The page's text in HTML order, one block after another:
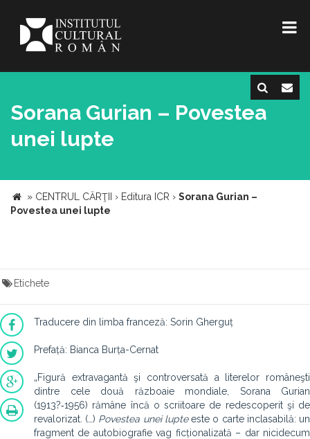
Sorana Gurian – Povestea
unei lupte
» CENTRUL CĂRŢII › Editura ICR › Sorana Gurian –
Povestea unei lupte
Etichete
Traducere din limba franceză: Sorin Gherguț
Prefață: Bianca Burța-Cernat
„Figură extravagantă şi controversată a literelor româneşti
dintre cele două războaie mondiale, Sorana Gurian
(1913?‑1956) rămâne încă o scriitoare de redescoperit şi de
revalorizat. (…) Povestea unei lupteeste o carte inclasabilă: un
fragment de auto­biografie vag ficționalizată – dar nicidecum